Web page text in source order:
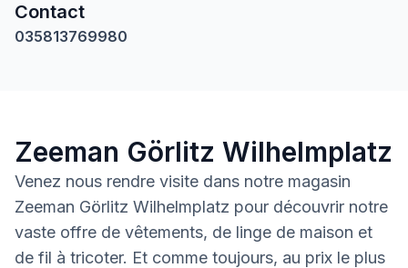
Contact
035813769980
Zeeman Görlitz Wilhelmplatz
Venez nous rendre visite dans notre magasin
Zeeman Görlitz Wilhelmplatz pour découvrir notre
vaste offre de vêtements, de linge de maison et
de fil à tricoter. Et comme toujours, au prix le plus